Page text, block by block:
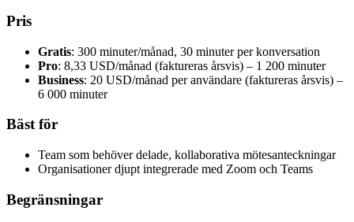
Pris
Gratis: 300 minuter/månad, 30 minuter per konversation
Pro: 8,33 USD/månad (faktureras årsvis) – 1 200 minuter
Business: 20 USD/månad per användare (faktureras årsvis) –
6 000 minuter
Bäst för
Team som behöver delade, kollaborativa mötesanteckningar
Organisationer djupt integrerade med Zoom och Teams
Begränsningar